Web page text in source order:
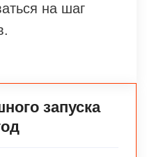
на шаг
запуска